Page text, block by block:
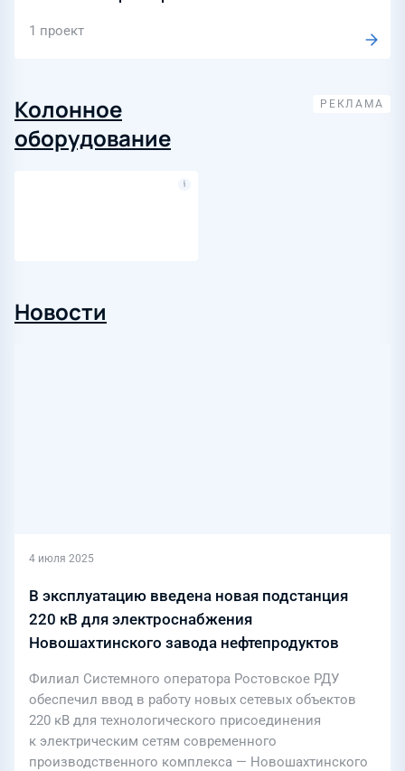
1 проект
Колонное
оборудование
Новости
4 июля 2025
В эксплуатацию введена новая подстанция
220 кВ для электроснабжения
Новошахтинского завода нефтепродуктов
Филиал Системного оператора Ростовское РДУ
обеспечил ввод в работу новых сетевых объектов
220 кВ для технологического присоединения
к электрическим сетям современного
производственного комплекса — Новошахтинского